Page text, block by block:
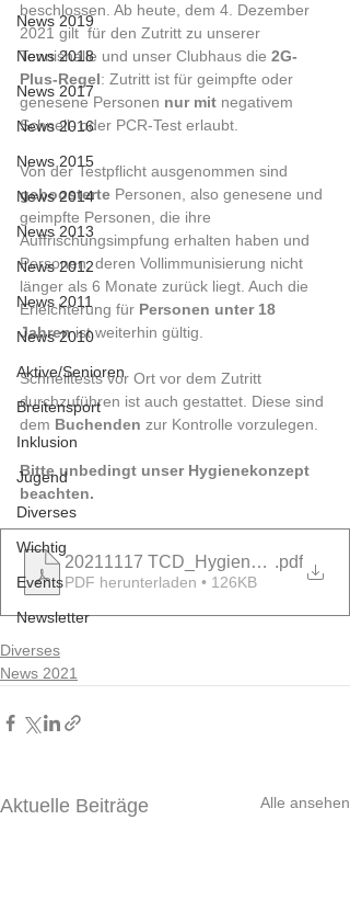
News 2019
News 2018
News 2017
News 2016
News 2015
News 2014
News 2013
News 2012
News 2011
News 2010
Aktive/Senioren
Breitensport
Inklusion
Jugend
Diverses
Wichtig
Events
Newsletter
beschlossen. Ab heute, dem 4. Dezember
2021 gilt  für den Zutritt zu unserer
Tennishalle und unser Clubhaus die 2G-
Plus-Regel: Zutritt ist für geimpfte oder
genesene Personen nur mit negativem
Schnell- oder PCR-Test erlaubt.
Von der Testpflicht ausgenommen sind
geboosterte Personen, also genesene und
geimpfte Personen, die ihre
Auffrischungsimpfung erhalten haben und
Personen, deren Vollimmunisierung nicht
länger als 6 Monate zurück liegt. Auch die
Erleichterung für Personen unter 18
Jahren ist weiterhin gültig.
Schnelltests vor Ort vor dem Zutritt
durchzuführen ist auch gestattet. Diese sind
dem Buchenden zur Kontrolle vorzulegen.
Bitte unbedingt unser Hygienekonzept
beachten.
20211117 TCD_Hygienekonzept
.pdf
PDF herunterladen • 126KB
Diverses
News 2021
Aktuelle Beiträge Alle ansehen